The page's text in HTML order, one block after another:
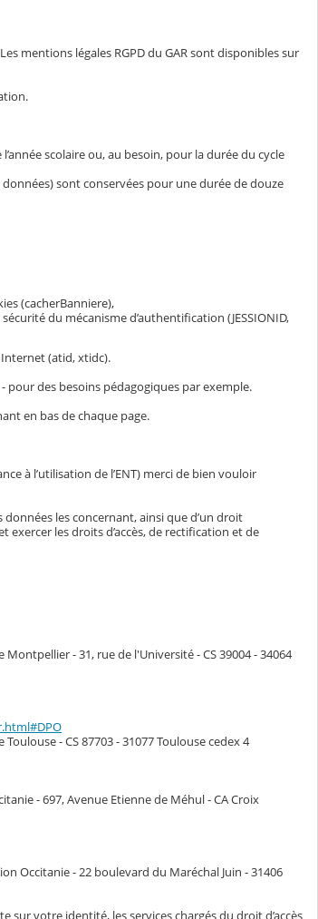
mentions légales RGPD du GAR sont disponibles sur
scolaire ou, au besoin, pour la durée du cycle
sont conservées pour une durée de douze
(cacherBanniere),
du mécanisme d’authentification (JESSIONID,
Internet (atid, xtidc).
des besoins pédagogiques par exemple.
en bas de chaque page.
à l’utilisation de l’ENT) merci de bien vouloir
les concernant, ainsi que d’un droit
les droits d’accès, de rectification et de
- 31, rue de l'Université - CS 39004 - 34064
- CS 87703 - 31077 Toulouse cedex 4
- 697, Avenue Etienne de Méhul - CA Croix
Occitanie - 22 boulevard du Maréchal Juin - 31406
sur votre identité, les services chargés du droit d’accès